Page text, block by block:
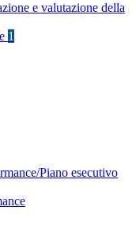
e valutazione della
1
Piano esecutivo